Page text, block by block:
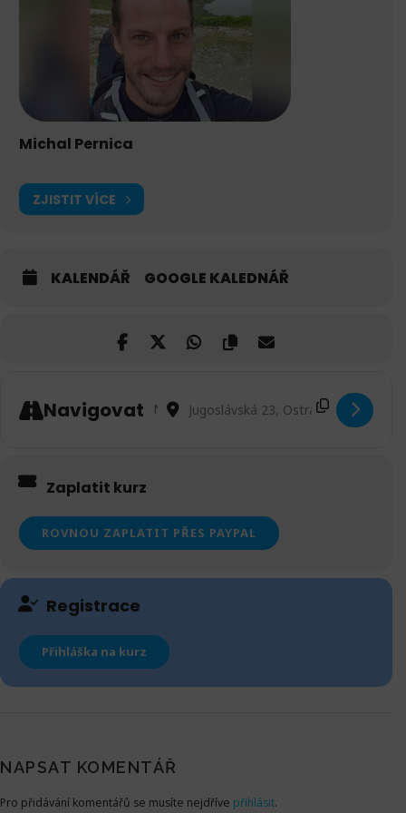
Michal Pernica
ZJISTIT VÍCE
KALENDÁŘ GOOGLE KALEDNÁŘ
Navigovat Address - Kurz acroyoga pro začátečníky v
Destination Address - Kurz
Zaplatit kurz
Registrace
Přihláška na kurz
NAPSAT KOMENTÁŘ
Pro přidávání komentářů se musíte nejdříve přihlásit.